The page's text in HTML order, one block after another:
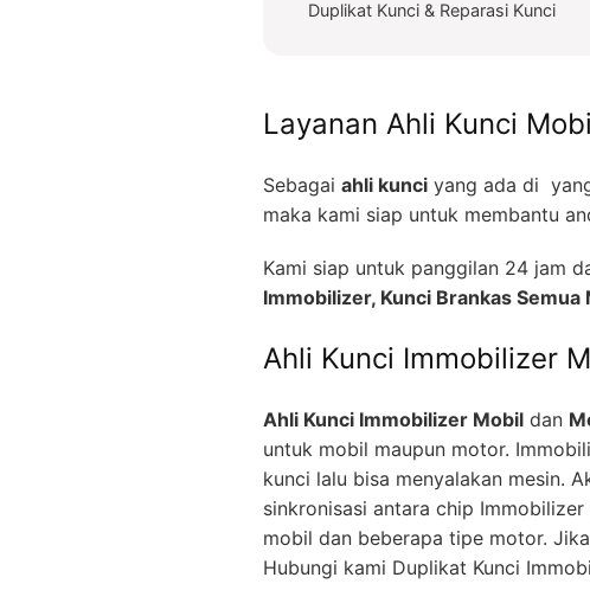
Duplikat Kunci & Reparasi Kunci
Layanan Ahli Kunci
Sebagai ahli kunci yang ada di
maka kami siap untuk membantu
Kami siap untuk panggilan 24 jam
Immobilizer, Kunci Brankas
Ahli Kunci Immobilizer
Ahli Kunci Immobilizer Mobil dan
untuk mobil maupun motor.
kunci lalu bisa menyalakan mesin.
sinkronisasi antara chip
mobil dan beberapa tipe motor.
Hubungi kami Duplikat Kunci